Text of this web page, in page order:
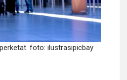
foto: ilustrasipicbay